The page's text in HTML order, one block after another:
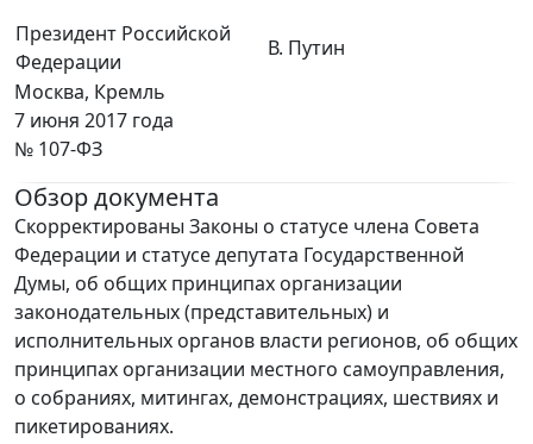
Президент Российской
Федерации
В. Путин
Москва, Кремль
7 июня 2017 года
№ 107-ФЗ
Обзор документа
Скорректированы Законы о статусе члена Совета
Федерации и статусе депутата Государственной
Думы, об общих принципах организации
законодательных (представительных) и
исполнительных органов власти регионов, об общих
принципах организации местного самоуправления,
о собраниях, митингах, демонстрациях, шествиях и
пикетированиях.